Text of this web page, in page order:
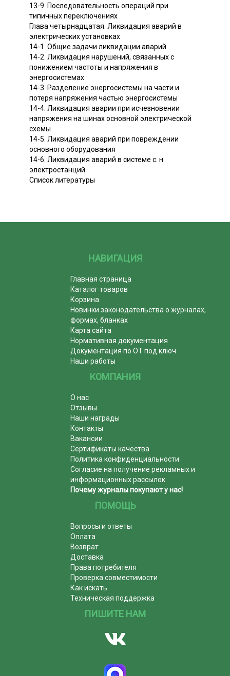
13-9. Последовательность операций при
типичных переключениях
Глава четырнадцатая. Ликвидация аварий в
электрических установках
14-1. Общие задачи ликвидации аварий
14-2. Ликвидация нарушений, связанных с
понижением частоты и напряжения в
энергосистемах
14-3. Разделение энергосистемы на части и
потеря напряжения частью энергосистемы
14-4. Ликвидация аварии при исчезновении
напряжения на шинах основной электрической
схемы
14-5. Ликвидация аварий при повреждении
основного оборудования
14-6. Ликвидация аварий в системе с. н.
электростанций
Список литературы
НАВИГАЦИЯ
Главная страница
Каталог товаров
Корзина
Новинки законодательства о журналах,
формах, бланках
Карта сайта
Нормативная документация
Документация по ОТ под ключ
Наши работы
КОМПАНИЯ
О нас
Отзывы
Наши награды
Контакты
Вакансии
Сертификаты качества
Политика конфиденциальности
Согласие на получение рекламных и
информационных рассылок
Почему журналы покупают у нас!
ПОМОЩЬ
Вопросы и ответы
Оплата
Возврат
Доставка
Права потребителя
Проверка совместимости
Как искать
Техническая поддержка
ПИШИТЕ НАМ